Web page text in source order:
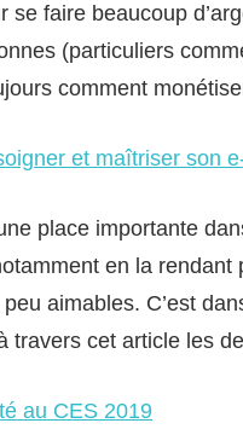
se faire beaucoup
(particuliers
comment
et maîtriser son
place importante
en la
aimables. C’est
travers cet article les
au CES 2019